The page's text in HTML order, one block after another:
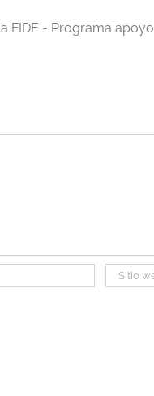
- Programa